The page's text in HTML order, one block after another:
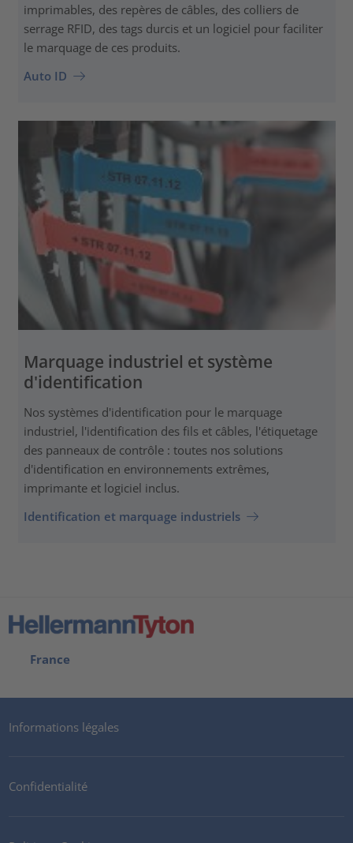
imprimables, des repères de câbles, des colliers de
serrage RFID, des tags durcis et un logiciel pour faciliter
le marquage de ces produits.
Auto ID
Marquage industriel et système
d'identification
Nos systèmes d'identification pour le marquage
industriel, l'identification des fils et câbles, l'étiquetage
des panneaux de contrôle : toutes nos solutions
d'identification en environnements extrêmes,
imprimante et logiciel inclus.
Identification et marquage industriels
France
Informations légales
Confidentialité